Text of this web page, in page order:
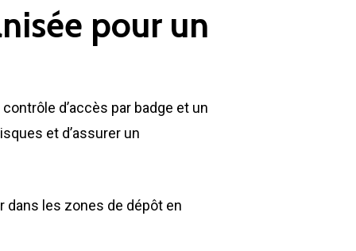
pour un
d’accès par badge et un
et d’assurer un
dans les zones de dépôt en
Déchetteries
GILLARD S.A.S.
Tél : 01 60 69 68 66